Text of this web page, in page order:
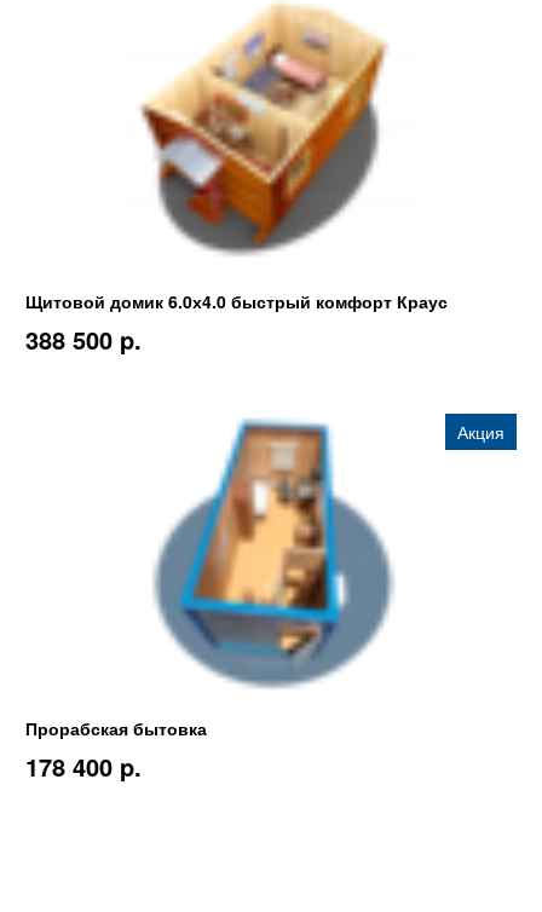
Щитовой домик 6.0х4.0 быстрый комфорт Краус
388 500 p.
Акция
Прорабская бытовка
178 400 p.